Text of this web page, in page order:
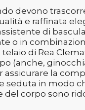
devono
e raffinata
di
o in
telaio di Rea
(anche,
assicurare la
seduta in modo
del corpo sono